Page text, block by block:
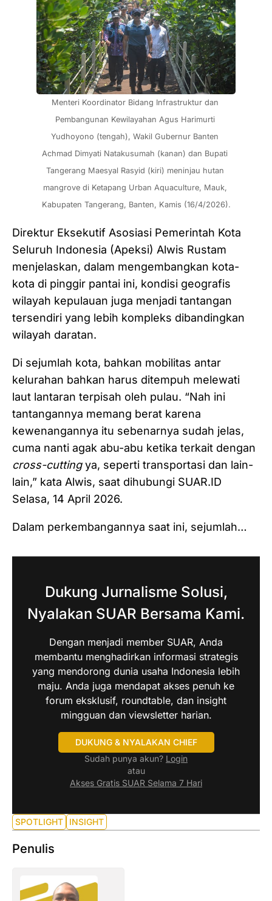
Menteri Koordinator Bidang Infrastruktur dan
Pembangunan Kewilayahan Agus Harimurti
Yudhoyono (tengah), Wakil Gubernur Banten
Achmad Dimyati Natakusumah (kanan) dan Bupati
Tangerang Maesyal Rasyid (kiri) meninjau hutan
mangrove di Ketapang Urban Aquaculture, Mauk,
Kabupaten Tangerang, Banten, Kamis (16/4/2026).
Direktur Eksekutif Asosiasi Pemerintah Kota
Seluruh Indonesia (Apeksi) Alwis Rustam
menjelaskan, dalam mengembangkan kota-
kota di pinggir pantai ini, kondisi geografis
wilayah kepulauan juga menjadi tantangan
tersendiri yang lebih kompleks dibandingkan
wilayah daratan.
Di sejumlah kota, bahkan mobilitas antar
kelurahan bahkan harus ditempuh melewati
laut lantaran terpisah oleh pulau. “Nah ini
tantangannya memang berat karena
kewenangannya itu sebenarnya sudah jelas,
cuma nanti agak abu-abu ketika terkait dengan
cross-cuttingya, seperti transportasi dan lain-
lain,” kata Alwis, saat dihubungi SUAR.ID
Selasa, 14 April 2026.
Dalam perkembangannya saat ini, sejumlah…
Dukung Jurnalisme Solusi,
Nyalakan SUAR Bersama Kami.
Dengan menjadi member SUAR, Anda
membantu menghadirkan informasi strategis
yang mendorong dunia usaha Indonesia lebih
maju. Anda juga mendapat akses penuh ke
forum eksklusif, roundtable, dan insight
mingguan dan viewsletter harian.
DUKUNG & NYALAKAN CHIEF
Sudah punya akun? Login
atau
Akses Gratis SUAR Selama 7 Hari
SPOTLIGHT INSIGHT
Penulis